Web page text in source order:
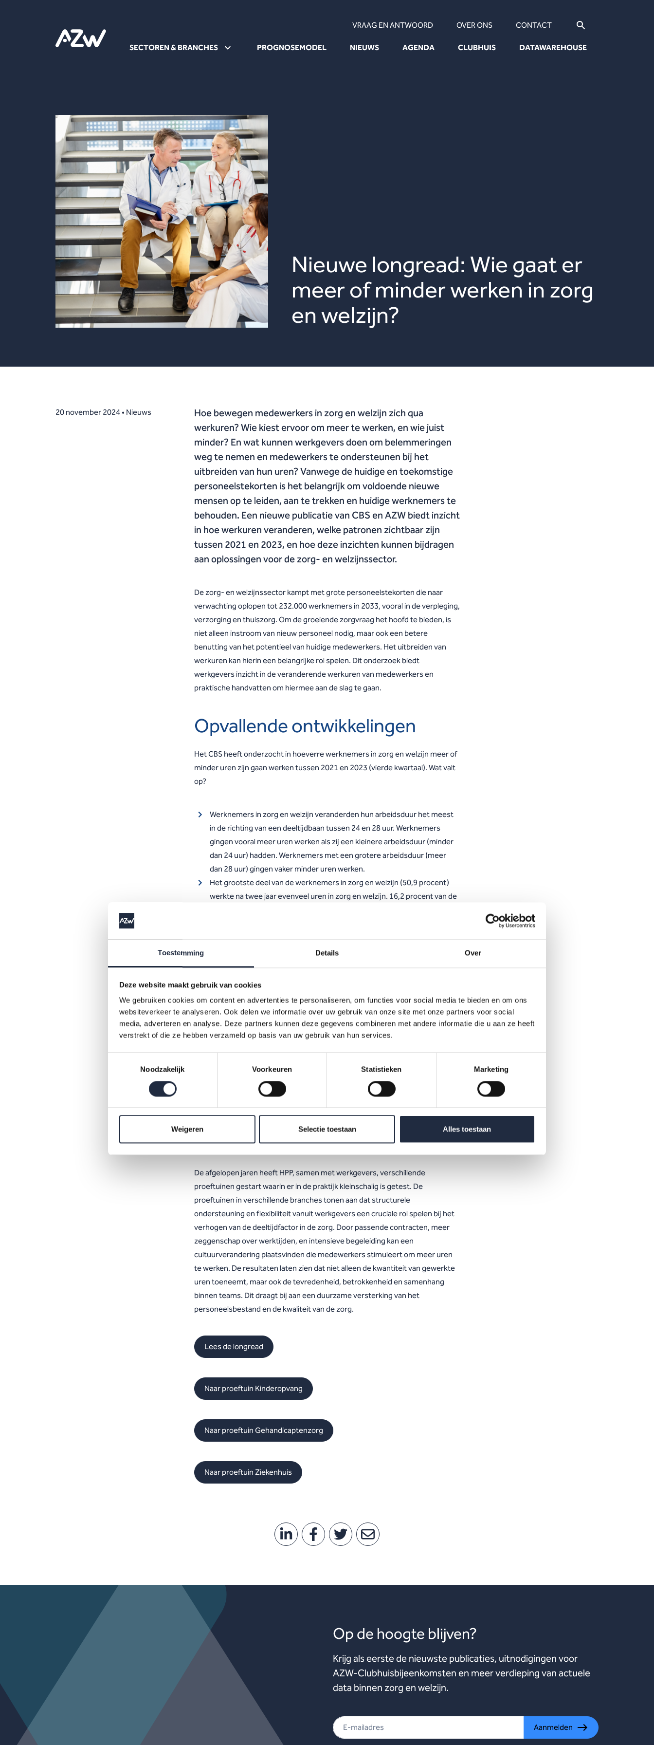
Toestemming Details Over
Deze website maakt gebruik van cookies
We gebruiken cookies om content en advertenties te personaliseren, om functies voor social media te bieden en om ons
websiteverkeer te analyseren. Ook delen we informatie over uw gebruik van onze site met onze partners voor social
media, adverteren en analyse. Deze partners kunnen deze gegevens combineren met andere informatie die u aan ze heeft
verstrekt of die ze hebben verzameld op basis van uw gebruik van hun services.
Noodzakelijk
Voorkeuren Statistieken Marketing
Weigeren Selectie toestaan Alles toestaan
SECTOREN & BRANCHES PROGNOSEMODEL NIEUWS AGENDA CLUBHUIS DATAWAREHOUSE
VRAAG EN ANTWOORD OVER ONS CONTACT
Nieuwe longread: Wie gaat er
meer of minder werken in zorg
en welzijn?
20 november 2024 • Nieuws
Hoe bewegen medewerkers in zorg en welzijn zich qua
werkuren? Wie kiest ervoor om meer te werken, en wie juist
minder? En wat kunnen werkgevers doen om belemmeringen
weg te nemen en medewerkers te ondersteunen bij het
uitbreiden van hun uren? Vanwege de huidige en toekomstige
personeelstekorten is het belangrijk om voldoende nieuwe
mensen op te leiden, aan te trekken en huidige werknemers te
behouden. Een nieuwe publicatie van CBS en AZW biedt inzicht
in hoe werkuren veranderen, welke patronen zichtbaar zijn
tussen 2021 en 2023, en hoe deze inzichten kunnen bijdragen
aan oplossingen voor de zorg- en welzijnssector.
De zorg- en welzijnssector kampt met grote personeelstekorten die naar
verwachting oplopen tot 232.000 werknemers in 2033, vooral in de verpleging,
verzorging en thuiszorg. Om de groeiende zorgvraag het hoofd te bieden, is
niet alleen instroom van nieuw personeel nodig, maar ook een betere
benutting van het potentieel van huidige medewerkers. Het uitbreiden van
werkuren kan hierin een belangrijke rol spelen. Dit onderzoek biedt
werkgevers inzicht in de veranderende werkuren van medewerkers en
praktische handvatten om hiermee aan de slag te gaan.
Opvallende ontwikkelingen
Het CBS heeft onderzocht in hoeverre werknemers in zorg en welzijn meer of
minder uren zijn gaan werken tussen 2021 en 2023 (vierde kwartaal). Wat valt
op?
Werknemers in zorg en welzijn veranderden hun arbeidsduur het meest
in de richting van een deeltijdbaan tussen 24 en 28 uur. Werknemers
gingen vooral meer uren werken als zij een kleinere arbeidsduur (minder
dan 24 uur) hadden. Werknemers met een grotere arbeidsduur (meer
dan 28 uur) gingen vaker minder uren werken.
Het grootste deel van de werknemers in zorg en welzijn (50,9 procent)
werkte na twee jaar evenveel uren in zorg en welzijn. 16,2 procent van de
Bij een kortere arbeidsduur (minder dan 20 uur) en bij een arbeidsduur
van 20 tot 32 uur is leeftijd relevant: het aandeel werknemers dat meer
uren is gaan werken is groter bij de jongste groep werknemers jonger dan
werknemers zijn minder uren gaan werken, en dat geldt voor alle
leeftijdsklassen.
Ervaringen uit de praktijk
Volgens Potentieel Pakken (HPP) kan optimale inzet van talent binnen
organisaties bijdragen aan het oplossen van personeelstekorten. Een
organisaties bij het aanbieden van passende contracten en gezonde roosters
aan hun medewerkers.
De afgelopen jaren heeft HPP, samen met werkgevers, verschillende
proeftuinen gestart waarin er in de praktijk kleinschalig is getest. De
proeftuinen in verschillende branches tonen aan dat structurele
ondersteuning en flexibiliteit vanuit werkgevers een cruciale rol spelen bij het
verhogen van de deeltijdfactor in de zorg. Door passende contracten, meer
zeggenschap over werktijden, en intensieve begeleiding kan een
cultuurverandering plaatsvinden die medewerkers stimuleert om meer uren
te werken. De resultaten laten zien dat niet alleen de kwantiteit van gewerkte
uren toeneemt, maar ook de tevredenheid, betrokkenheid en samenhang
binnen teams. Dit draagt bij aan een duurzame versterking van het
personeelsbestand en de kwaliteit van de zorg.
Lees de longread
Naar proeftuin Kinderopvang
Naar proeftuin Gehandicaptenzorg
Naar proeftuin Ziekenhuis
Op de hoogte blijven?
Krijg als eerste de nieuwste publicaties, uitnodigingen voor
AZW-Clubhuisbijeenkomsten en meer verdieping van actuele
data binnen zorg en welzijn.
Aanmelden